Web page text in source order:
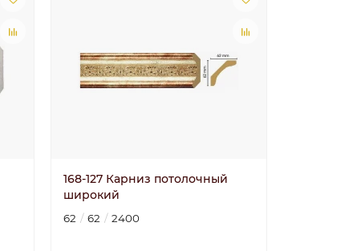
168-127 Карниз потолочный
широкий
62 62 2400